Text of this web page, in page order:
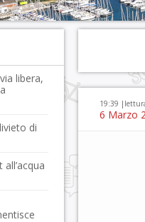
19:39 |
6 Marzo
libera,
di